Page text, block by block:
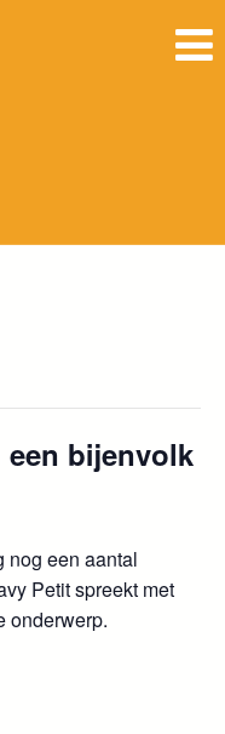
bijenvolk
nog een aantal
Petit spreekt met
onderwerp.